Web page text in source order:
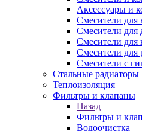
Аксессуары и
Смесители для
Смесители для
Смесители для
Смесители для
Смесители с
Стальные радиаторы
Теплоизоляция
Фильтры и клапаны
Назад
Фильтры и
Водоочистка